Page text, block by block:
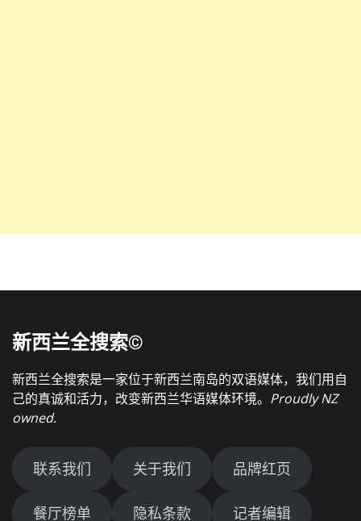
新西兰全搜索©
新西兰全搜索是一家位于新西兰南岛的双语媒体，我们用自
己的真诚和活力，改变新西兰华语媒体环境。 Proudly NZ
owned.
联系我们 关于我们 品牌红页
餐厅榜单 隐私条款 记者编辑